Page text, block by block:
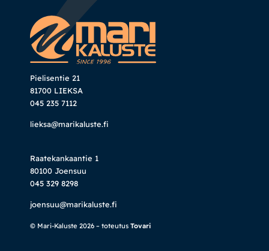
Pöydät ja tuolit
Säilytys
Työpöydät ja työtuolit
Matot
Ulkokalusteet
Vuodesohvat
Pielisentie 21
81700 LIEKSA
045 235 7112
lieksa@marikaluste.fi
Raatekankaantie 1
80100 Joensuu
045 329 8298
joensuu@marikaluste.fi
© Mari-Kaluste 2026 – toteutus Tovari